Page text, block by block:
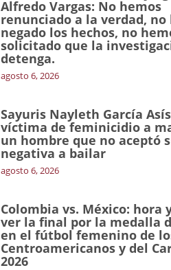
Alfredo Vargas: No hemos
renunciado a la verdad, no
negado los hechos, no
solicitado que la
detenga.
agosto 6, 2026
Sayuris Nayleth García
víctima de feminicidio a
un hombre que no aceptó
negativa a bailar
agosto 6, 2026
Colombia vs. México: hora
ver la final por la medalla
en el fútbol femenino de
Centroamericanos y del
2026